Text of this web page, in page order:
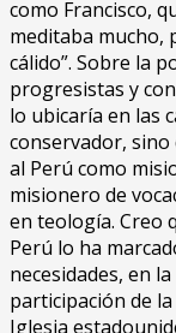
como Francisco,
meditaba mucho,
cálido”. Sobre la
progresistas y
lo ubicaría en las
conservador,
al Perú como
misionero de
en teología. Creo
Perú lo ha
necesidades, en
participación de
Iglesia